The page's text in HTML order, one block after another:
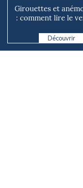
Girouettes et
: comment lire le
Découvrir